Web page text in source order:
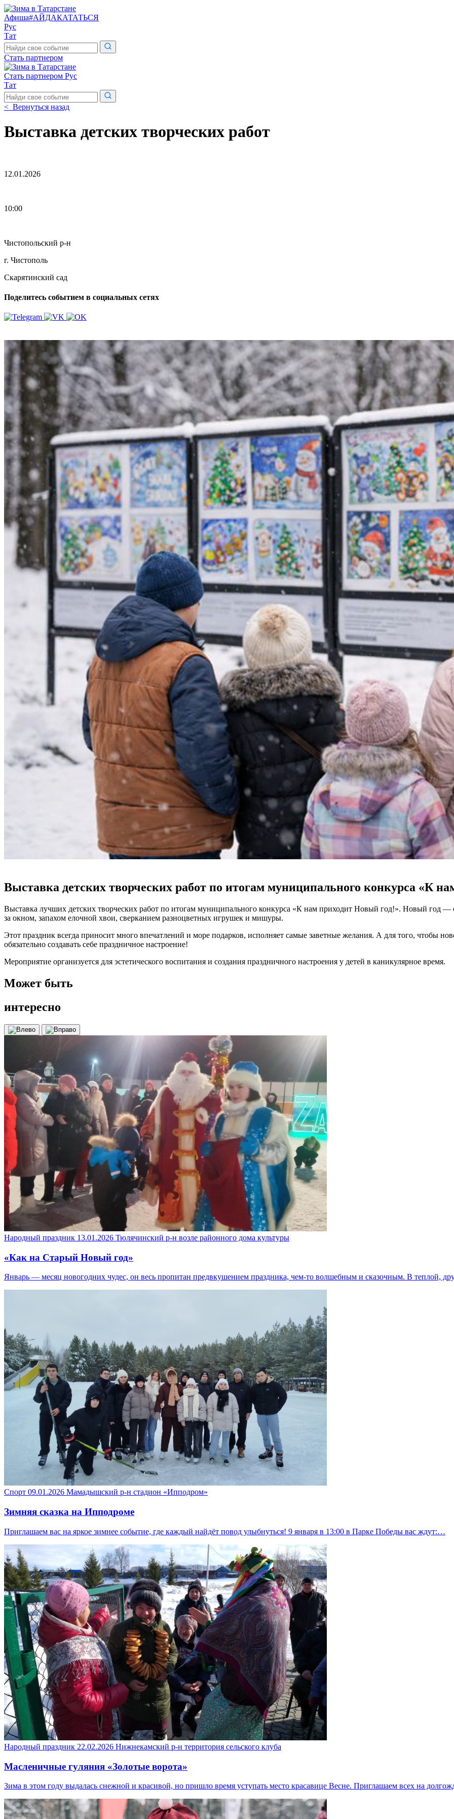
Афиша#АЙДАКАТАТЬСЯ
Рус
Тат
Поиск
по
сайту
Стать партнером
Стать партнером Рус
Тат
Поиск
по
сайту
< Вернуться назад
Выставка детских творческих работ
12.01.2026
10:00
Чистопольский р-н
г. Чистополь
Скарятинский сад
Поделитесь событием в социальных сетях
Выставка детских творческих работ по итогам муниципального конкурса «К
Выставка лучших детских творческих работ по итогам муниципального конкурса «К нам приходит Новый год!». Новый год
за окном, запахом елочной хвои, сверканием разноцветных игрушек и мишуры.
Этот праздник всегда приносит много впечатлений и море подарков, исполняет самые заветные желания. А для того, чтобы
обязательно создавать себе праздничное настроение!
Мероприятие организуется для эстетического воспитания и создания праздничного настроения у детей в каникулярное время.
Может быть
интересно
Народный праздник 13.01.2026 Тюлячинский р-н возле районного дома культуры
«Как на Старый Новый год»
Январь — месяц новогодних чудес, он весь пропитан предвкушением праздника, чем-то волшебным и сказочным. В теплой,
Спорт 09.01.2026 Мамадышский р-н стадион «Ипподром»
Зимняя сказка на Ипподроме
Приглашаем вас на яркое зимнее событие, где каждый найдёт повод улыбнуться! 9 января в 13:00 в Парке Победы вас ждут:…
Народный праздник 22.02.2026 Нижнекамский р-н территория сельского клуба
Масленичные гуляния «Золотые ворота»
Зима в этом году выдалась снежной и красивой, но пришло время уступать место красавице Весне. Приглашаем всех на